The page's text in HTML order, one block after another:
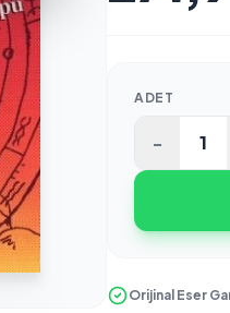
ADET
-
Orijinal Eser